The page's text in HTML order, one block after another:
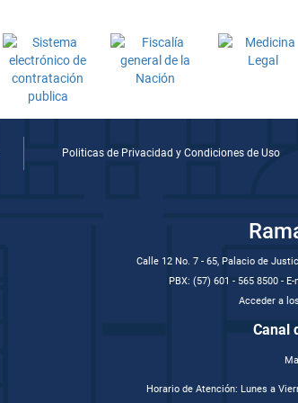
Politicas de Privacidad y Condiciones de Uso
Calle 12 No. 7 - 65, Palacio de
PBX: (57) 601 - 565 8500 -
Acceder a
Canal
Horario de Atención: Lunes a